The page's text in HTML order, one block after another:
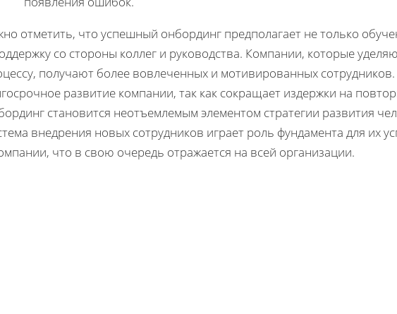
отметить, что успешный онбординг предполагает не только
со стороны коллег и руководства. Компании, которые
получают более вовлеченных и мотивированных
развитие компании, так как сокращает издержки на
становится неотъемлемым элементом стратегии развития
внедрения новых сотрудников играет роль фундамента для их
что в свою очередь отражается на всей организации.